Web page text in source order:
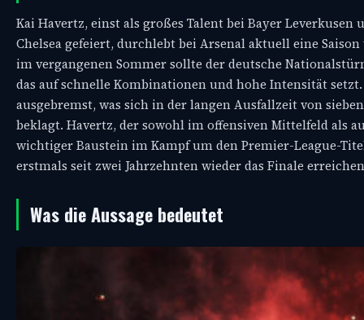
Kai Havertz, einst als großes Talent bei Bayer
Chelsea gefeiert, durchlebt bei Arsenal aktuell eine
im vergangenen Sommer sollte der deutsche
das auf schnelle Kombinationen und hohe Intensität
ausgebremst, was sich in der langen Ausfallzeit von
beklagt. Havertz, der sowohl im offensiven Mittelfeld als
wichtiger Baustein im Kampf um den Premier-League-
erstmals seit zwei Jahrzehnten wieder das Finale
Was die Aussage bedeutet